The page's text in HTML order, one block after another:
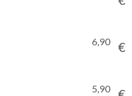
6,90 €
5,90